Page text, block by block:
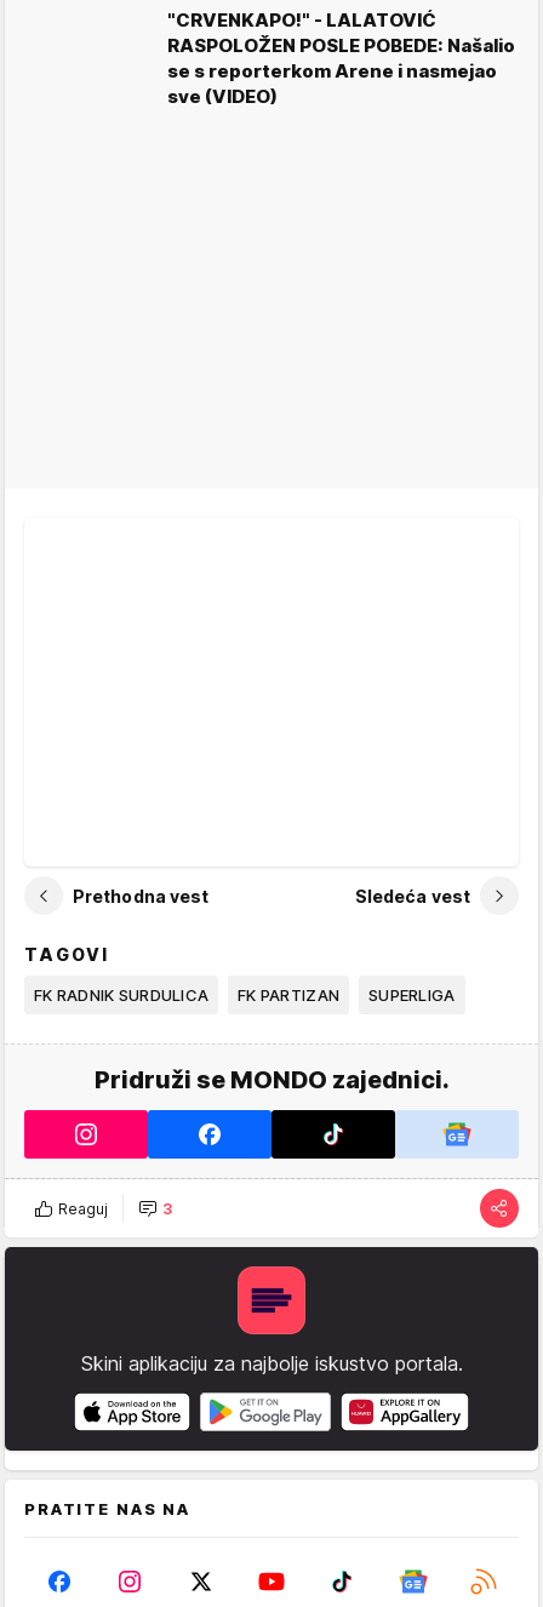
"CRVENKAPO!" - LALATOVIĆ
RASPOLOŽEN POSLE POBEDE: Našalio
se s reporterkom Arene i nasmejao
sve (VIDEO)
Prethodna vest Sledeća vest
TAGOVI
FK RADNIK SURDULICA FK PARTIZAN SUPERLIGA
Pridruži se MONDO zajednici.
Reaguj 3
Skini aplikaciju za najbolje iskustvo portala.
PRATITE NAS NA